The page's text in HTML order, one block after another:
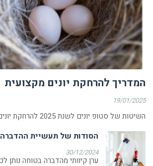
המדריך להרחקת יונים מקצועית
19/01/2025
השיטות של סטופ יונים לשנת 2025 להרחקת יונים
הסודות של תעשיית ההדברה
30/12/2024